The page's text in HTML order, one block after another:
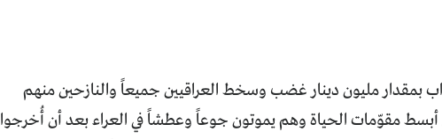
بمقدار مليون دينار غضب وسخط العراقيين جميعاً والنازحين منهم
مقوّمات الحياة وهم يموتون جوعاً وعطشاً في العراء بعد أن أُخرجوا